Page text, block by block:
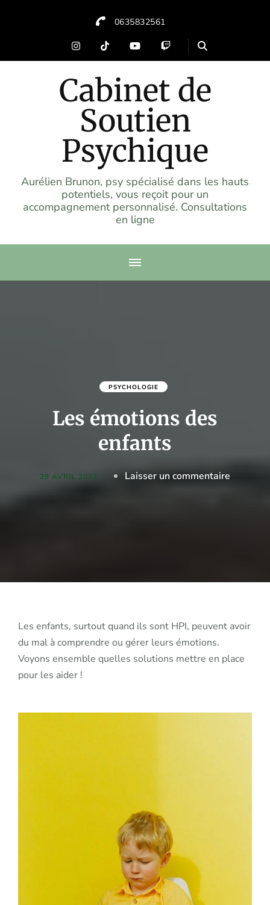
0635832561
Cabinet de
Soutien
Psychique
Aurélien Brunon, psy spécialisé dans les hauts
potentiels, vous reçoit pour un
accompagnement personnalisé. Consultations
en ligne
PSYCHOLOGIE
Les émotions des
enfants
28 AVRIL 2023 Laisser un commentaire
Les enfants, surtout quand ils sont HPI, peuvent avoir
du mal à comprendre ou gérer leurs émotions.
Voyons ensemble quelles solutions mettre en place
pour les aider !